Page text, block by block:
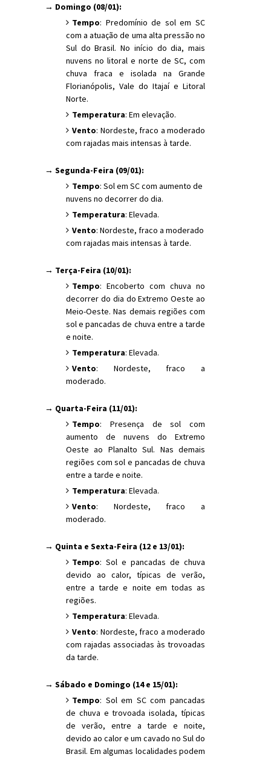
→ Domingo (08/01):
Tempo: Predomínio de sol em SC
com a atuação de uma alta pressão no
Sul do Brasil. No início do dia, mais
nuvens no litoral e norte de SC, com
chuva fraca e isolada na Grande
Florianópolis, Vale do Itajaí e Litoral
Norte.
Temperatura: Em elevação.
Vento: Nordeste, fraco a moderado
com rajadas mais intensas à tarde.
→ Segunda-Feira (09/01):
Tempo: Sol em SC com aumento de
nuvens no decorrer do dia.
Temperatura: Elevada.
Vento: Nordeste, fraco a moderado
com rajadas mais intensas à tarde.
→ Terça-Feira (10/01):
Tempo: Encoberto com chuva no
decorrer do dia do Extremo Oeste ao
Meio-Oeste. Nas demais regiões com
sol e pancadas de chuva entre a tarde
e noite.
Temperatura: Elevada.
Vento: Nordeste, fraco a
moderado.
→ Quarta-Feira (11/01):
Tempo: Presença de sol com
aumento de nuvens do Extremo
Oeste ao Planalto Sul. Nas demais
regiões com sol e pancadas de chuva
entre a tarde e noite.
Temperatura: Elevada.
Vento: Nordeste, fraco a
moderado.
→ Quinta e Sexta-Feira (12 e 13/01):
Tempo: Sol e pancadas de chuva
devido ao calor, típicas de verão,
entre a tarde e noite em todas as
regiões.
Temperatura: Elevada.
Vento: Nordeste, fraco a moderado
com rajadas associadas às trovoadas
da tarde.
→ Sábado e Domingo (14 e 15/01):
Tempo: Sol em SC com pancadas
de chuva e trovoada isolada, típicas
de verão, entre a tarde e noite,
devido ao calor e um cavado no Sul do
Brasil. Em algumas localidades podem